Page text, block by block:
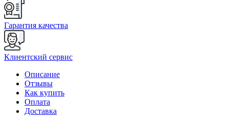
Гарантия качества
Клиентский сервис
Описание
Отзывы
Как купить
Оплата
Доставка